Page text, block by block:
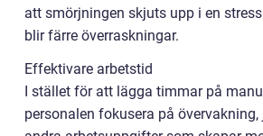
att smörjningen skjuts upp i en
blir färre överraskningar.
Effektivare arbetstid
I stället för att lägga timmar på
personalen fokusera på